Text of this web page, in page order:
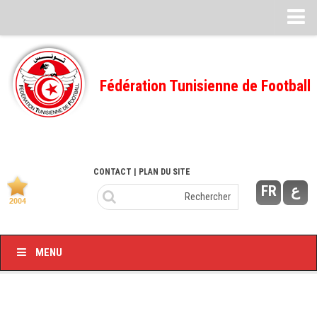
Feuille de match
FMI – 2022/2023
Ligue I – 2022/2023
Ligue I – 2020/2021
Ligue I – 2019/2020
Fédération Tunisienne de Football
FR ع
CONTACT | PLAN DU SITE
MENU